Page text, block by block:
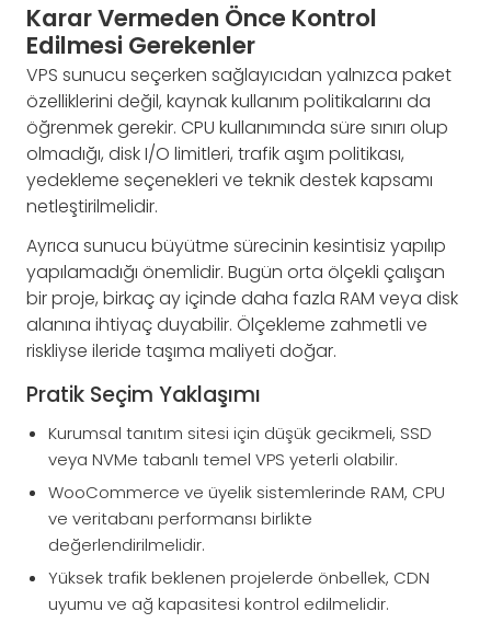
Karar Vermeden Önce Kontrol
Edilmesi Gerekenler
VPS sunucu seçerken sağlayıcıdan yalnızca paket
özelliklerini değil, kaynak kullanım politikalarını da
öğrenmek gerekir. CPU kullanımında süre sınırı olup
olmadığı, disk I/O limitleri, trafik aşım politikası,
yedekleme seçenekleri ve teknik destek kapsamı
netleştirilmelidir.
Ayrıca sunucu büyütme sürecinin kesintisiz yapılıp
yapılamadığı önemlidir. Bugün orta ölçekli çalışan
bir proje, birkaç ay içinde daha fazla RAM veya disk
alanına ihtiyaç duyabilir. Ölçekleme zahmetli ve
riskliyse ileride taşıma maliyeti doğar.
Pratik Seçim Yaklaşımı
Kurumsal tanıtım sitesi için düşük gecikmeli, SSD
veya NVMe tabanlı temel VPS yeterli olabilir.
WooCommerce ve üyelik sistemlerinde RAM, CPU
ve veritabanı performansı birlikte
değerlendirilmelidir.
Yüksek trafik beklenen projelerde önbellek, CDN
uyumu ve ağ kapasitesi kontrol edilmelidir.